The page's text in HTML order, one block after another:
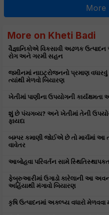
More
More on Kheti Badi
વૈજ્ઞાનિકોએ વિકસાવી અઢળક
રોગ અને ગરમી સહન
જમીનમાં નાઇટ્રોજનનો પ્રમાણ
ત્યાંથી મેળવો બિયારણ
ખેતીમાં પાણીના ઉપયોગની
શું છે પંચગવ્ય? અને ખેતીમાં તેની
ફાયદા
બમ્પર કમાણી જોઈએ છે તો માર્ચમાં આ
વાવેતર
આબોહવા પરિવર્તન સામે
ફેબ્રુઆરીમાં ઉગાડો કારેલાની આ
અહિંયાથી મંગાવો બિયારણ
કૃષિ ઉત્પાદનમાં અક્લ્પ્ય વધારો